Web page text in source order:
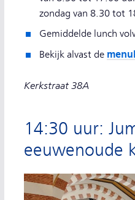
zondag van 8.30 tot
Gemiddelde lunch
Bekijk alvast de
Kerkstraat 38A
14:30 uur:
eeuwenoude